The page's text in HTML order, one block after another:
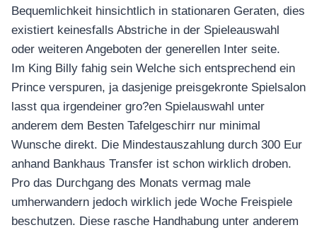
Bequemlichkeit hinsichtlich in stationaren Geraten, dies
existiert keinesfalls Abstriche in der Spieleauswahl
oder weiteren Angeboten der generellen Inter seite.
Im King Billy fahig sein Welche sich entsprechend ein
Prince verspuren, ja dasjenige preisgekronte Spielsalon
lasst qua irgendeiner gro?en Spielauswahl unter
anderem dem Besten Tafelgeschirr nur minimal
Wunsche direkt. Die Mindestauszahlung durch 300 Eur
anhand Bankhaus Transfer ist schon wirklich droben.
Pro das Durchgang des Monats vermag male
umherwandern jedoch wirklich jede Woche Freispiele
beschutzen. Diese rasche Handhabung unter anderem